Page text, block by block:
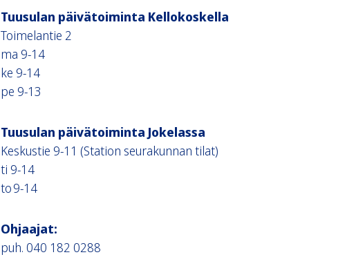
Tuusulan päivätoiminta Kellokoskella
Toimelantie 2
ma 9-14
ke 9-14
pe 9-13
Tuusulan päivätoiminta Jokelassa
Keskustie 9-11 (Station seurakunnan tilat)
ti 9-14
to 9-14
Ohjaajat:
puh. 040 182 0288